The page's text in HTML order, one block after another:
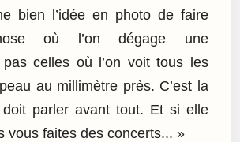
bien l’idée en photo de faire
où l’on dégage une
pas celles où l’on voit tous les
au millimètre près. C’est la
doit parler avant tout. Et si elle
vous faites des concerts... »